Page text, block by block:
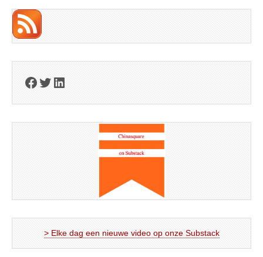
Facebook
Twitter
LinkedIn
> Elke dag een nieuwe video op onze Substack